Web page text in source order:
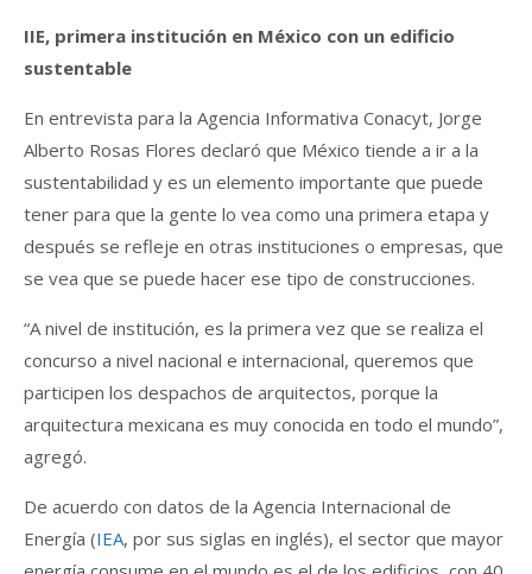
IIE, primera institución en México con un edificio
sustentable
En entrevista para la Agencia Informativa Conacyt, Jorge
Alberto Rosas Flores declaró que México tiende a ir a la
sustentabilidad y es un elemento importante que puede
tener para que la gente lo vea como una primera etapa y
después se refleje en otras instituciones o empresas, que
se vea que se puede hacer ese tipo de construcciones.
“A nivel de institución, es la primera vez que se realiza el
concurso a nivel nacional e internacional, queremos que
participen los despachos de arquitectos, porque la
arquitectura mexicana es muy conocida en todo el mundo”,
agregó.
De acuerdo con datos de la Agencia Internacional de
Energía (IEA, por sus siglas en inglés), el sector que mayor